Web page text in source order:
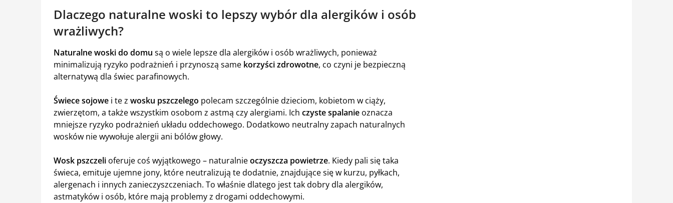
Dlaczego naturalne woski to lepszy wybór dla alergików i osób
wrażliwych?
Naturalne woski do domu są o wiele lepsze dla alergików i osób wrażliwych, ponieważ
minimalizują ryzyko podrażnień i przynoszą same korzyści zdrowotne, co czyni je bezpieczną
alternatywą dla świec parafinowych.
Świece sojowe i te z wosku pszczelego polecam szczególnie dzieciom, kobietom w ciąży,
zwierzętom, a także wszystkim osobom z astmą czy alergiami. Ich czyste spalanie oznacza
mniejsze ryzyko podrażnień układu oddechowego. Dodatkowo neutralny zapach naturalnych
wosków nie wywołuje alergii ani bólów głowy.
Wosk pszczeli oferuje coś wyjątkowego – naturalnieoczyszcza powietrze. Kiedy pali się taka
świeca, emituje ujemne jony, które neutralizują te dodatnie, znajdujące się w kurzu, pyłkach,
alergenach i innych zanieczyszczeniach. To właśnie dlatego jest tak dobry dla alergików,
astmatyków i osób, które mają problemy z drogami oddechowymi.